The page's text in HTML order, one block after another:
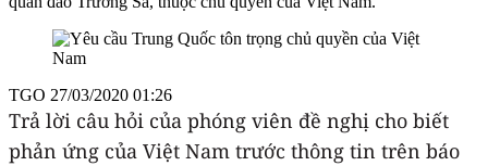
TGO 27/03/2020 01:26
Trả lời câu hỏi của phóng viên đề nghị cho biết
phản ứng của Việt Nam trước thông tin trên báo